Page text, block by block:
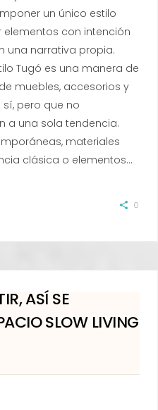
un único estilo
con intención
una narrativa propia.
Tugó es una manera de
muebles, accesorios y
pero que no
a una sola tendencia.
materiales
clásica o elementos…
0
ASÍ SE
SLOW LIVING